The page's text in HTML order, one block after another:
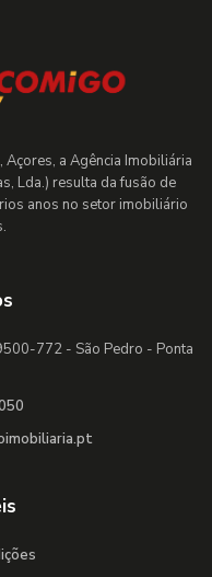
Açores, a Agência Imobiliária
Lda.) resulta da fusão de
anos no setor imobiliário
772 - São Pedro - Ponta